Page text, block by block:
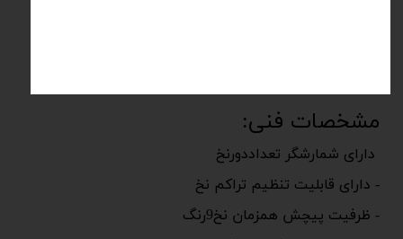
مشخصات فنی:
دارای شمارشگر تعداددورنخ
- دارای قابلیت تنظیم تراکم نخ
- ظرفیت پیچش همزمان نخ9رنگ